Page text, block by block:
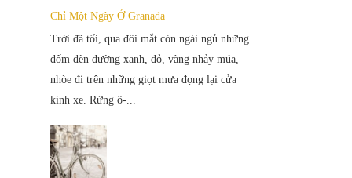
Chỉ Một Ngày Ở Granada
Trời đã tối, qua đôi mắt còn ngái ngủ những
đốm đèn đường xanh, đỏ, vàng nhảy múa,
nhòe đi trên những giọt mưa đọng lại cửa
kính xe. Rừng ô-...